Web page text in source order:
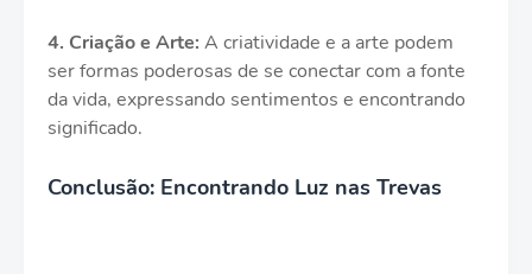
4. Criação e Arte: A criatividade e a arte podem
ser formas poderosas de se conectar com a fonte
da vida, expressando sentimentos e encontrando
significado.
Conclusão: Encontrando Luz nas Trevas